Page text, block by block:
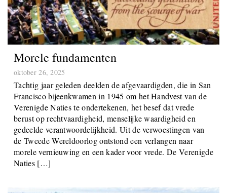
Morele fundamenten
oktober 26, 2025
Tachtig jaar geleden deelden de afgevaardigden, die in San
Francisco bijeenkwamen in 1945 om het Handvest van de
Verenigde Naties te ondertekenen, het besef dat vrede
berust op rechtvaardigheid, menselijke waardigheid en
gedeelde verantwoordelijkheid. Uit de verwoestingen van
de Tweede Wereldoorlog ontstond een verlangen naar
morele vernieuwing en een kader voor vrede. De Verenigde
Naties […]